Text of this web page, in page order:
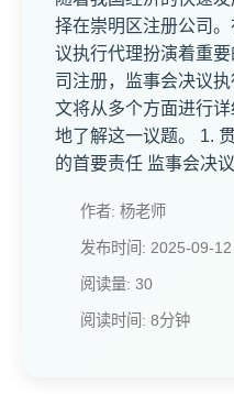
择在崇明区注册公司
议执行代理扮演着重
司注册，监事会决议
文将从多个方面进行
地了解这一议题。 1.
的首要责任 监事会决
作者: 杨老师
发布时间: 2025-09-
阅读量: 30
阅读时间: 8分钟